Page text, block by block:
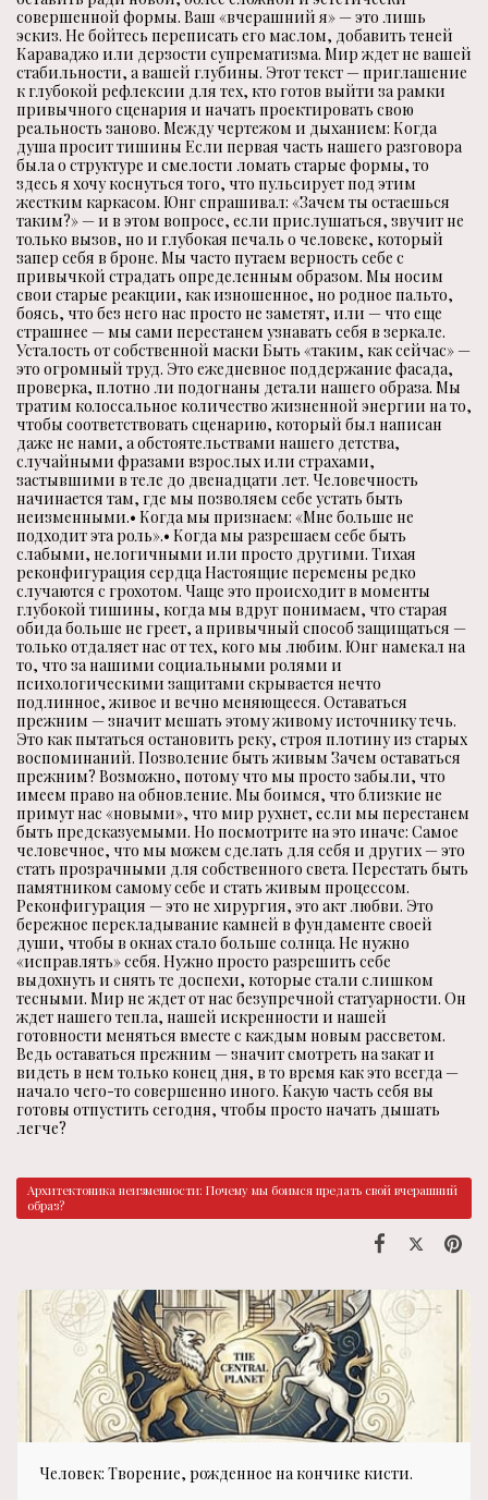
совершенной формы. Ваш «вчерашний я» — это лишь
эскиз. Не бойтесь переписать его маслом, добавить теней
Караваджо или дерзости супрематизма. Мир ждет не вашей
стабильности, а вашей глубины. Этот текст — приглашение
к глубокой рефлексии для тех, кто готов выйти за рамки
привычного сценария и начать проектировать свою
реальность заново. Между чертежом и дыханием: Когда
душа просит тишины Если первая часть нашего разговора
была о структуре и смелости ломать старые формы, то
здесь я хочу коснуться того, что пульсирует под этим
жестким каркасом. Юнг спрашивал: «Зачем ты остаешься
таким?» — и в этом вопросе, если прислушаться, звучит не
только вызов, но и глубокая печаль о человеке, который
запер себя в броне. Мы часто путаем верность себе с
привычкой страдать определенным образом. Мы носим
свои старые реакции, как изношенное, но родное пальто,
боясь, что без него нас просто не заметят, или — что еще
страшнее — мы сами перестанем узнавать себя в зеркале.
Усталость от собственной маски Быть «таким, как сейчас» —
это огромный труд. Это ежедневное поддержание фасада,
проверка, плотно ли подогнаны детали нашего образа. Мы
тратим колоссальное количество жизненной энергии на то,
чтобы соответствовать сценарию, который был написан
даже не нами, а обстоятельствами нашего детства,
случайными фразами взрослых или страхами,
застывшими в теле до двенадцати лет. Человечность
начинается там, где мы позволяем себе устать быть
неизменными.• Когда мы признаем: «Мне больше не
подходит эта роль».• Когда мы разрешаем себе быть
слабыми, нелогичными или просто другими. Тихая
реконфигурация сердца Настоящие перемены редко
случаются с грохотом. Чаще это происходит в моменты
глубокой тишины, когда мы вдруг понимаем, что старая
обида больше не греет, а привычный способ защищаться —
только отдаляет нас от тех, кого мы любим. Юнг намекал на
то, что за нашими социальными ролями и
психологическими защитами скрывается нечто
подлинное, живое и вечно меняющееся. Оставаться
прежним — значит мешать этому живому источнику течь.
Это как пытаться остановить реку, строя плотину из старых
воспоминаний. Позволение быть живым Зачем оставаться
прежним? Возможно, потому что мы просто забыли, что
имеем право на обновление. Мы боимся, что близкие не
примут нас «новыми», что мир рухнет, если мы перестанем
быть предсказуемыми. Но посмотрите на это иначе: Самое
человечное, что мы можем сделать для себя и других — это
стать прозрачными для собственного света. Перестать быть
памятником самому себе и стать живым процессом.
Реконфигурация — это не хирургия, это акт любви. Это
бережное перекладывание камней в фундаменте своей
души, чтобы в окнах стало больше солнца. Не нужно
«исправлять» себя. Нужно просто разрешить себе
выдохнуть и снять те доспехи, которые стали слишком
тесными. Мир не ждет от нас безупречной статуарности. Он
ждет нашего тепла, нашей искренности и нашей
готовности меняться вместе с каждым новым рассветом.
Ведь оставаться прежним — значит смотреть на закат и
видеть в нем только конец дня, в то время как это всегда —
начало чего-то совершенно иного. Какую часть себя вы
готовы отпустить сегодня, чтобы просто начать дышать
легче?
Архитектоника неизменности: Почему мы боимся предать свой вчерашний
образ?
Человек: Творение, рожденное на кончике кисти.